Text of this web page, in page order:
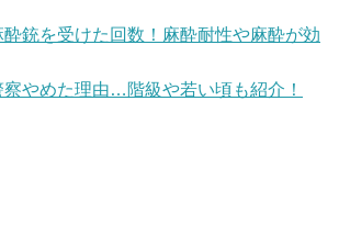
銃を受けた回数！麻酔耐性や麻酔が効
やめた理由…階級や若い頃も紹介！